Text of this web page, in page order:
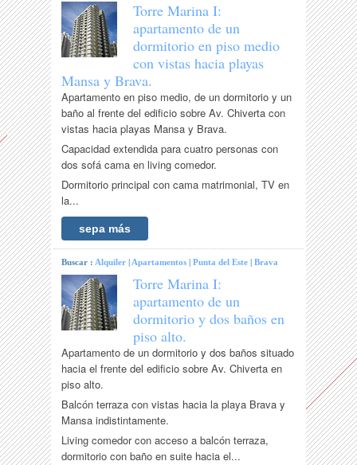
Torre Marina I:
apartamento de un
dormitorio en piso medio
con vistas hacia playas
Mansa y Brava.
Apartamento en piso medio, de un dormitorio y un
baño al frente del edificio sobre Av. Chiverta con
vistas hacia playas Mansa y Brava.
Capacidad extendida para cuatro personas con
dos sofá cama en living comedor.
Dormitorio principal con cama matrimonial, TV en
la...
sepa más
Buscar : Alquiler | Apartamentos |Punta del Este |Brava
Torre Marina I:
apartamento de un
dormitorio y dos baños en
piso alto.
Apartamento de un dormitorio y dos baños situado
hacia el frente del edificio sobre Av. Chiverta en
piso alto.
Balcón terraza con vistas hacia la playa Brava y
Mansa indistintamente.
Living comedor con acceso a balcón terraza,
dormitorio con baño en suite hacia el...